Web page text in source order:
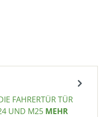
FAHRERTÜR TÜR
UND M25 MEHR